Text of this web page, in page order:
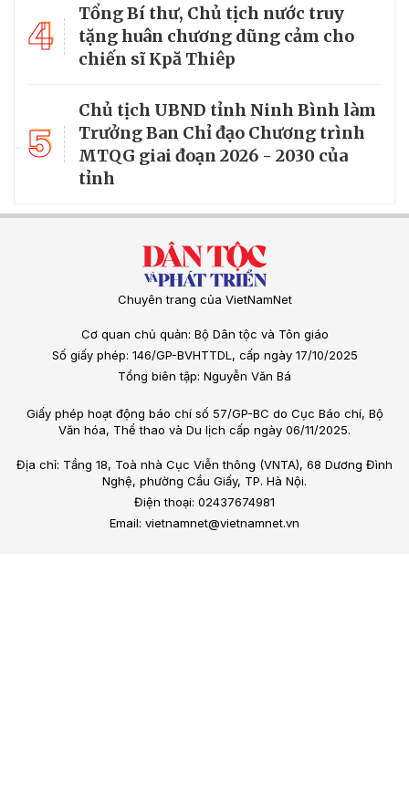
4
Tổng Bí thư, Chủ tịch nước truy
tặng huân chương dũng cảm cho
chiến sĩ Kpă Thiêp
5
Chủ tịch UBND tỉnh Ninh Bình làm
Trưởng Ban Chỉ đạo Chương trình
MTQG giai đoạn 2026 - 2030 của
tỉnh
Chuyên trang của VietNamNet
Cơ quan chủ quản: Bộ Dân tộc và Tôn giáo
Số giấy phép: 146/GP-BVHTTDL, cấp ngày 17/10/2025
Tổng biên tập: Nguyễn Văn Bá
Giấy phép hoạt động báo chí số 57/GP-BC do Cục Báo chí, Bộ
Văn hóa, Thể thao và Du lịch cấp ngày 06/11/2025.
Địa chỉ: Tầng 18, Toà nhà Cục Viễn thông (VNTA), 68 Dương Đình
Nghệ, phường Cầu Giấy, TP. Hà Nội.
Điện thoại: 02437674981
Email: vietnamnet@vietnamnet.vn